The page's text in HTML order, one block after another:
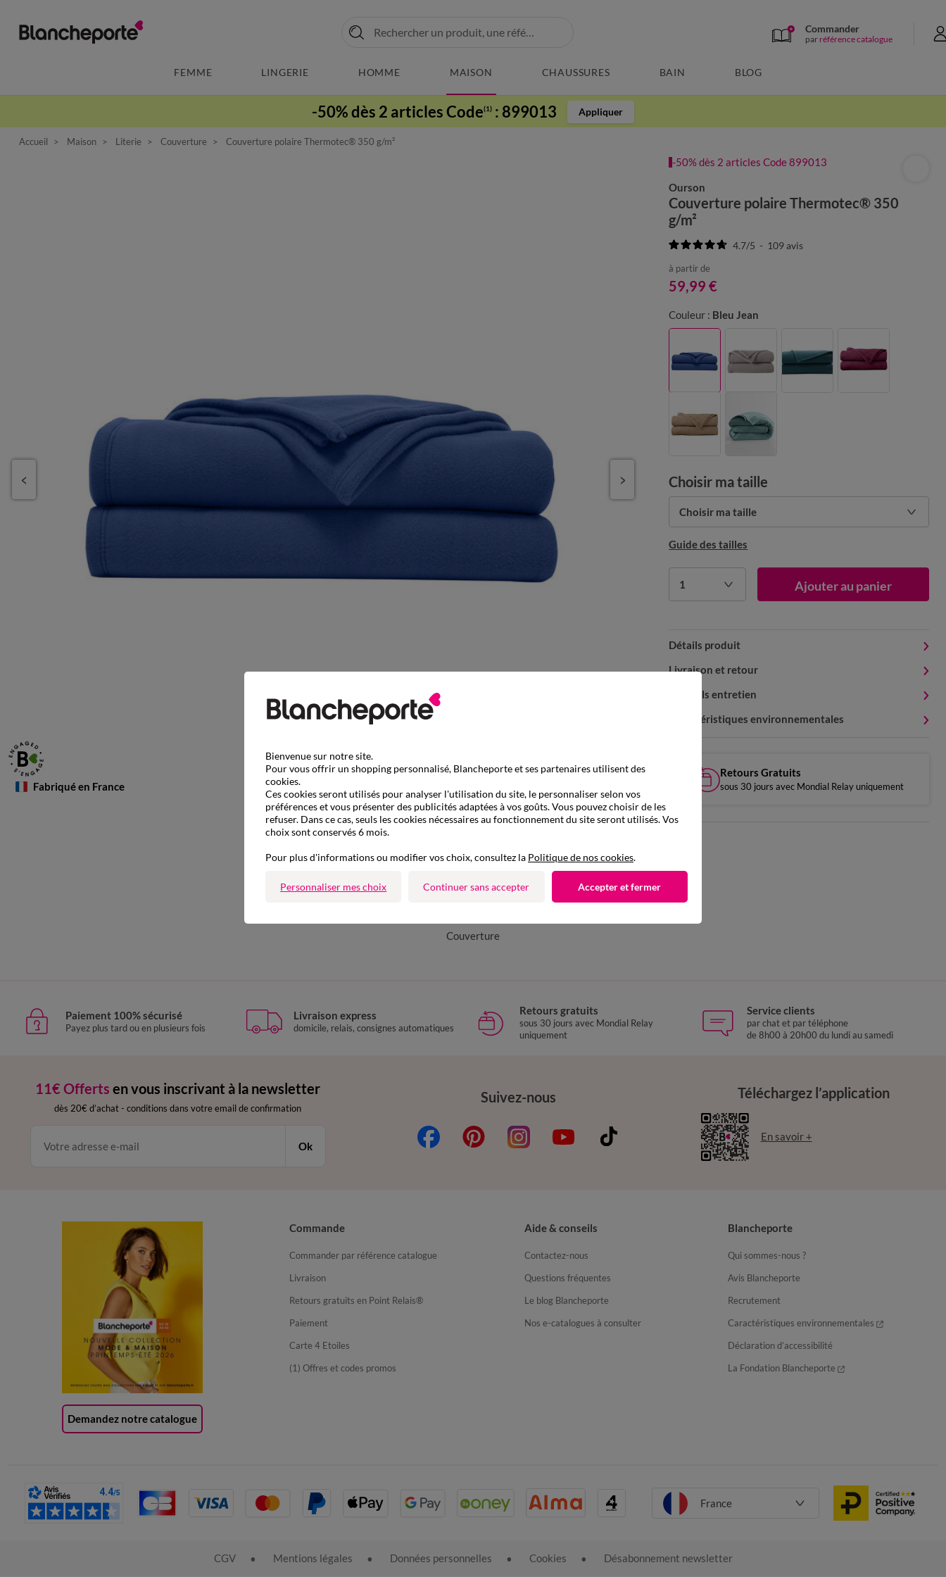
Commander
par référence catalogue
FEMME LINGERIE HOMME MAISON CHAUSSURES BAIN BLOG
-50% dès 2 articles Code(1) : 899013 Appliquer
Accueil Maison Literie Couverture Couverture polaire Thermotec® 350 g/m²
Fabriqué en France
-50% dès 2 articles Code 899013
Ourson
Couverture polaire Thermotec® 350
g/m²
4.7/5 - 109avis
à partir de
59,99 €
Couleur : Bleu Jean
Choisir ma taille
Choisir ma taille
Guide des tailles
1 Ajouter au panier
Détails produit
Livraison et retour
Conseils entretien
Caractéristiques environnementales
Retours Gratuits
sous 30 jours avec Mondial Relay uniquement
Couverture
Paiement 100% sécurisé
Payez plus tard ou en plusieurs fois
Livraison express
domicile, relais, consignes automatiques
Retours gratuits
sous 30 jours avec Mondial Relay
uniquement
Service clients
par chat et par téléphone
de 8h00 à 20h00 du lundi au samedi
11€ Offerts en vous inscrivant à la newsletter
dès 20€ d’achat - conditions dans votre email de confirmation
Ok
Suivez-nous Téléchargez l’application
En savoir +
Demandez notre catalogue
Commande
Commander par référence catalogue
Livraison
Retours gratuits en Point Relais®
Paiement
Carte 4 Etoiles
(1) Offres et codes promos
Aide & conseils
Contactez-nous
Questions fréquentes
Le blog Blancheporte
Nos e-catalogues à consulter
Blancheporte
Qui sommes-nous ?
Avis Blancheporte
Recrutement
Caractéristiques environnementales
Déclaration d’accessibilité
La Fondation Blancheporte
France
CGV Mentions légales Données personnelles Cookies Désabonnement newsletter
Bienvenue sur notre site.
Pour vous offrir un shopping personnalisé, Blancheporte et ses partenaires utilisent des
cookies.
Ces cookies seront utilisés pour analyser l'utilisation du site, le personnaliser selon vos
préférences et vous présenter des publicités adaptées à vos goûts. Vous pouvez choisir de les
refuser. Dans ce cas, seuls les cookies nécessaires au fonctionnement du site seront utilisés. Vos
choix sont conservés 6 mois.
Pour plus d'informations ou modifier vos choix, consultez la Politique de nos cookies.
Personnaliser mes choix Continuer sans accepter Accepter et fermer